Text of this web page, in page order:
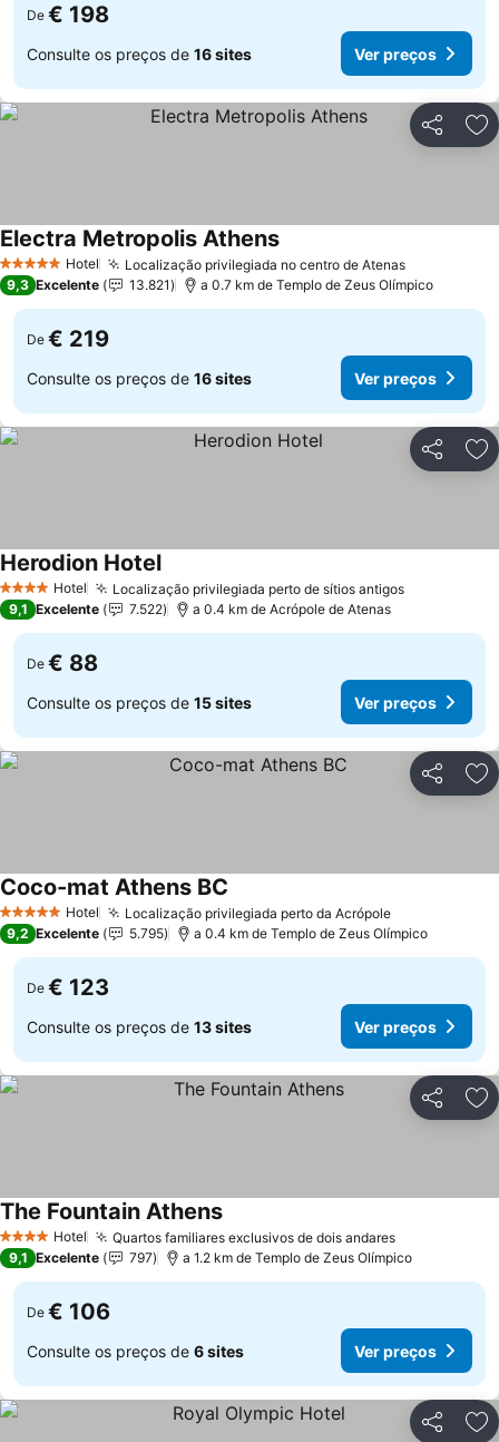
De € 198
Consulte os preços de 16 sites Ver preços
Partilhar
5 Estrelas Hotel Localização privilegiada no centro de Atenas
Electra Metropolis Athens
9,3 Excelente 13.821 a 0.7 km de Templo de Zeus Olímpico
De € 219
Consulte os preços de 16 sites Ver preços
Partilhar
4 EstrelasHotel Localização privilegiada perto de sítios antigos
Herodion Hotel
9,1 Excelente 7.522 a 0.4 km de Acrópole de Atenas
De € 88
Consulte os preços de 15 sites Ver preços
Partilhar
5 Estrelas Hotel Localização privilegiada perto da Acrópole
Coco-mat Athens BC
9,2 Excelente 5.795 a 0.4 km de Templo de Zeus Olímpico
De € 123
Consulte os preços de 13 sites Ver preços
Partilhar
4 EstrelasHotel Quartos familiares exclusivos de dois andares
The Fountain Athens
9,1 Excelente 797 a 1.2 km de Templo de Zeus Olímpico
De € 106
Consulte os preços de 6 sites Ver preços
Partilhar